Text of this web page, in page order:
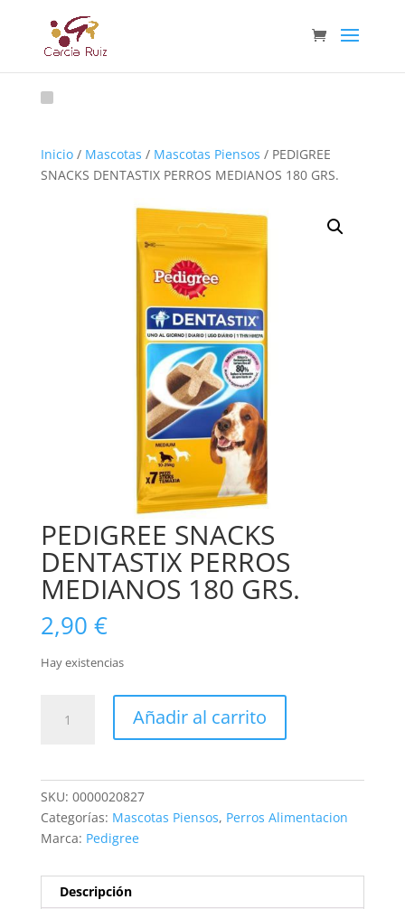
Inicio/ Mascotas / Mascotas Piensos / PEDIGREE
SNACKS DENTASTIX PERROS MEDIANOS 180 GRS.
PEDIGREE SNACKS
DENTASTIX PERROS
MEDIANOS 180 GRS.
2,90 €
Hay existencias
SNACKS
Añadir al carrito
SKU: 0000020827
Categorías: Mascotas Piensos, Perros Alimentacion
Marca: Pedigree
Descripción